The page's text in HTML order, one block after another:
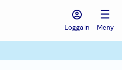
Logga in
☰
Meny